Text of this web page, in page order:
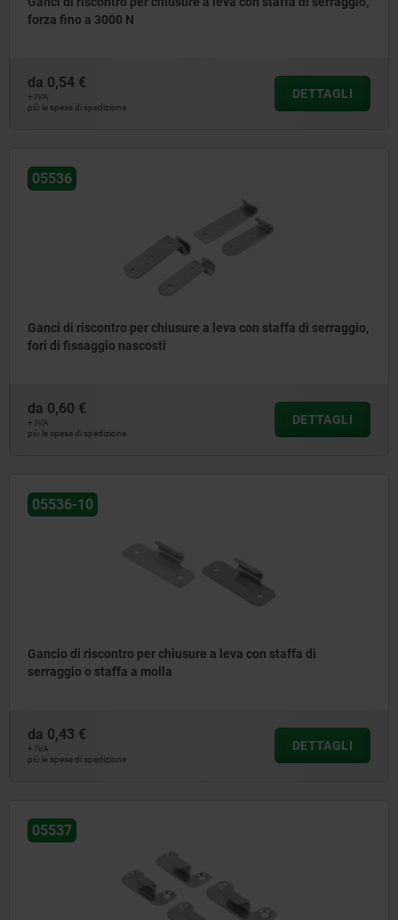
forza fino a 3000 N
da 0,54 €
+ IVA
più le spese di spedizione
DETTAGLI
05536
Ganci di riscontro per chiusure a leva con staffa di serraggio,
fori di fissaggio nascosti
da 0,60 €
+ IVA
più le spese di spedizione
DETTAGLI
05536-10
Gancio di riscontro per chiusure a leva con staffa di
serraggio o staffa a molla
da 0,43 €
+ IVA
più le spese di spedizione
DETTAGLI
05537